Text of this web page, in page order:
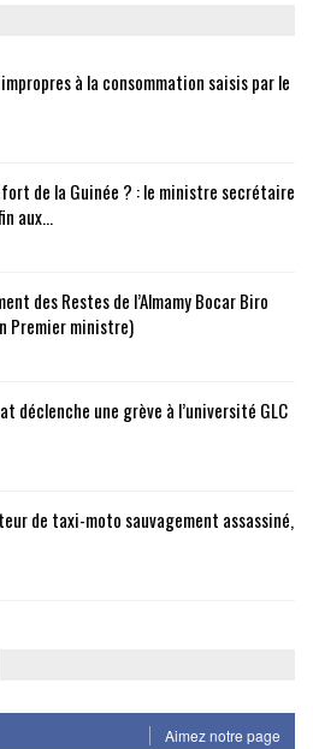
à la consommation saisis par le
fort de la Guinée ? : le ministre secrétaire
aux…
des Restes de l’Almamy Bocar Biro
Premier ministre)
déclenche une grève à l’université GLC
de taxi-moto sauvagement assassiné,
Aimez notre page